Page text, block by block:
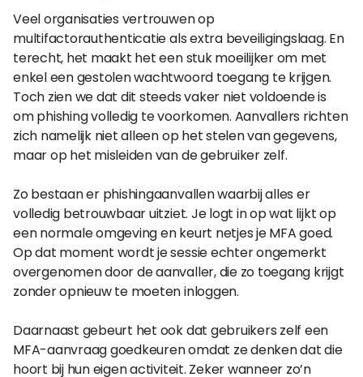
Veel organisaties vertrouwen op
multifactorauthenticatie als extra beveiligingslaag. En
terecht, het maakt het een stuk moeilijker om met
enkel een gestolen wachtwoord toegang te krijgen.
Toch zien we dat dit steeds vaker niet voldoende is
om phishing volledig te voorkomen. Aanvallers richten
zich namelijk niet alleen op het stelen van gegevens,
maar op het misleiden van de gebruiker zelf.
Zo bestaan er phishingaanvallen waarbij alles er
volledig betrouwbaar uitziet. Je logt in op wat lijkt op
een normale omgeving en keurt netjes je MFA goed.
Op dat moment wordt je sessie echter ongemerkt
overgenomen door de aanvaller, die zo toegang krijgt
zonder opnieuw te moeten inloggen.
Daarnaast gebeurt het ook dat gebruikers zelf een
MFA-aanvraag goedkeuren omdat ze denken dat die
hoort bij hun eigen activiteit. Zeker wanneer zo’n